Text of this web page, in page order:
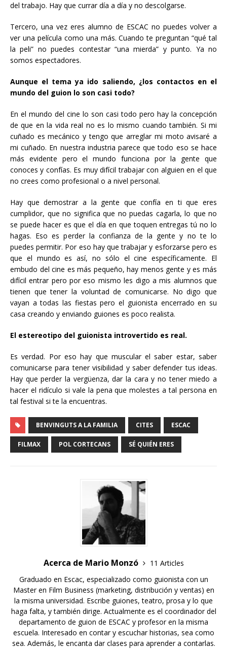
del trabajo. Hay que currar día a día y no descolgarse.
Tercero, una vez eres alumno de ESCAC no puedes volver a
ver una película como una más. Cuando te preguntan “qué tal
la peli” no puedes contestar “una mierda” y punto. Ya no
somos espectadores.
Aunque el tema ya ido saliendo, ¿los contactos en el
mundo del guion lo son casi todo?
En el mundo del cine lo son casi todo pero hay la concepción
de que en la vida real no es lo mismo cuando también. Si mi
cuñado es mecánico y tengo que arreglar mi moto avisaré a
mi cuñado. En nuestra industria parece que todo eso se hace
más evidente pero el mundo funciona por la gente que
conoces y confías. Es muy difícil trabajar con alguien en el que
no crees como profesional o a nivel personal.
Hay que demostrar a la gente que confía en ti que eres
cumplidor, que no significa que no puedas cagarla, lo que no
se puede hacer es que el día en que toquen entregas tú no lo
hagas. Eso es perder la confianza de la gente y no te lo
puedes permitir. Por eso hay que trabajar y esforzarse pero es
que el mundo es así, no sólo el cine específicamente. El
embudo del cine es más pequeño, hay menos gente y es más
difícil entrar pero por eso mismo les digo a mis alumnos que
tienen que tener la voluntad de comunicarse. No digo que
vayan a todas las fiestas pero el guionista encerrado en su
casa creando y enviando guiones es poco realista.
El estereotipo del guionista introvertido es real.
Es verdad. Por eso hay que muscular el saber estar, saber
comunicarse para tener visibilidad y saber defender tus ideas.
Hay que perder la vergüenza, dar la cara y no tener miedo a
hacer el ridículo si vale la pena que molestes a tal persona en
tal festival si te la encuentras.
BENVINGUTS A LA FAMILIA CITES ESCAC
FILMAX POL CORTECANS SÉ QUIÉN ERES
Acerca de Mario Monzó
11 Articles
Graduado en Escac, especializado como guionista con un
Master en Film Business (marketing, distribución y ventas) en
la misma universidad. Escribe guiones, teatro, prosa y lo que
haga falta, y también dirige. Actualmente es el coordinador del
departamento de guion de ESCAC y profesor en la misma
escuela. Interesado en contar y escuchar historias, sea como
sea. Además, le encanta dar clases para aprender a contarlas.